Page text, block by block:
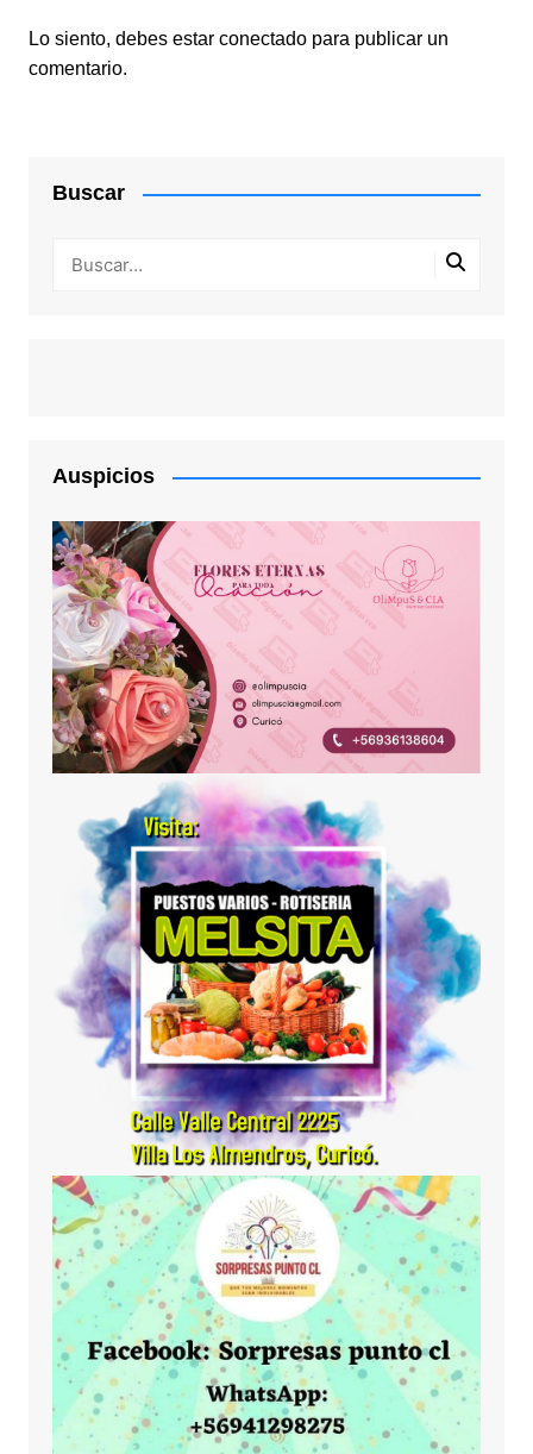
Lo siento, debes estar conectadopara publicar un
comentario.
Buscar
Auspicios